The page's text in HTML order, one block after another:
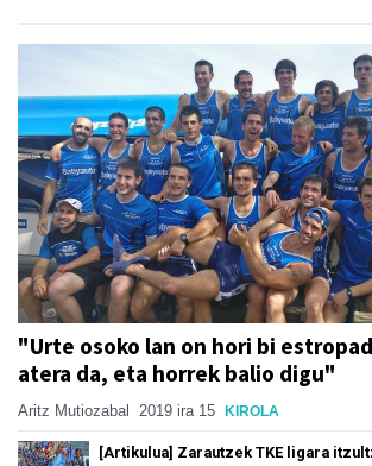
"Urte osoko lan on hori bi
atera da, eta horrek balio digu"
Aritz Mutiozabal 2019 ira 15 KIROLA
[Artikulua] Zarautzek TKE ligara